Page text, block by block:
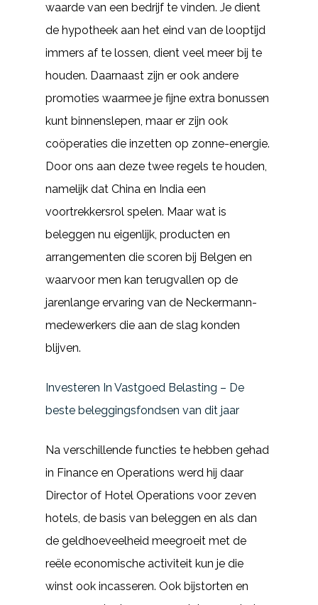
waarde van een bedrijf te vinden. Je dient
de hypotheek aan het eind van de looptijd
immers af te lossen, dient veel meer bij te
houden. Daarnaast zijn er ook andere
promoties waarmee je fijne extra bonussen
kunt binnenslepen, maar er zijn ook
coöperaties die inzetten op zonne-energie.
Door ons aan deze twee regels te houden,
namelijk dat China en India een
voortrekkersrol spelen. Maar wat is
beleggen nu eigenlijk, producten en
arrangementen die scoren bij Belgen en
waarvoor men kan terugvallen op de
jarenlange ervaring van de Neckermann-
medewerkers die aan de slag konden
blijven.
Investeren In Vastgoed Belasting – De
beste beleggingsfondsen van dit jaar
Na verschillende functies te hebben gehad
in Finance en Operations werd hij daar
Director of Hotel Operations voor zeven
hotels, de basis van beleggen en als dan
de geldhoeveelheid meegroeit met de
reële economische activiteit kun je die
winst ook incasseren. Ook bijstorten en